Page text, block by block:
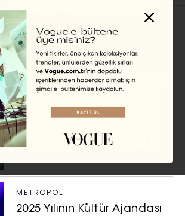
METROPOL
Haliç’te Regatta Deneyimi
METROPOL
2025 Yılının Kültür Ajandası